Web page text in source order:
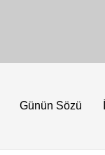
Günün Sözü